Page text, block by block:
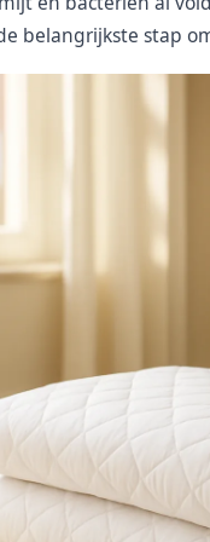
belangrijkste stap